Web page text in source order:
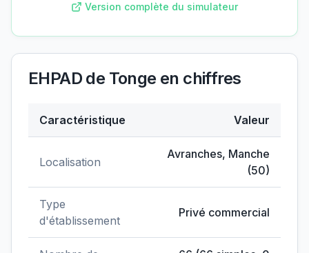
Version complète du simulateur
EHPAD de Tonge en chiffres
Caractéristique Valeur
Localisation
Avranches, Manche
(50)
Type
d'établissement
Privé commercial